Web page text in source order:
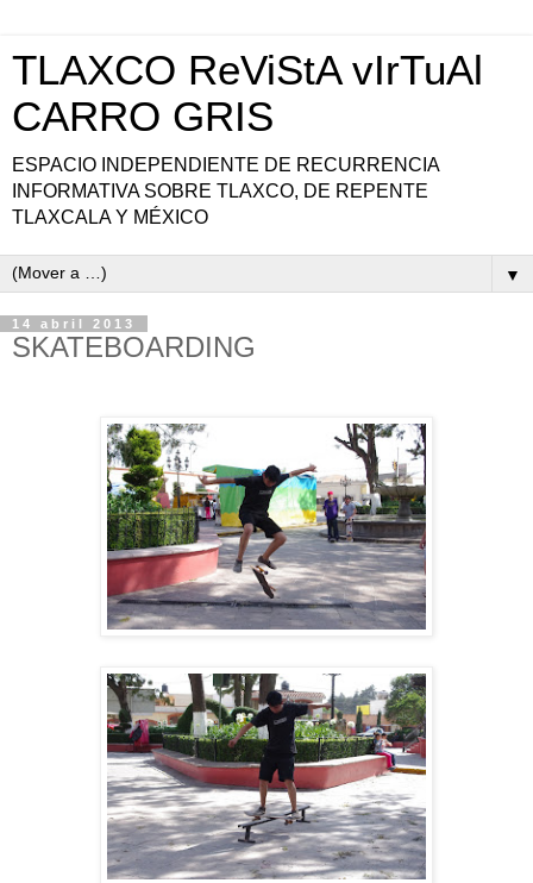
TLAXCO ReViStA vIrTuAl
CARRO GRIS
ESPACIO INDEPENDIENTE DE RECURRENCIA
INFORMATIVA SOBRE TLAXCO, DE REPENTE
TLAXCALA Y MÉXICO
▼
14 abril 2013
SKATEBOARDING